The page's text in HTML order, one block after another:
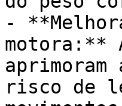
-
motora:**
risco de